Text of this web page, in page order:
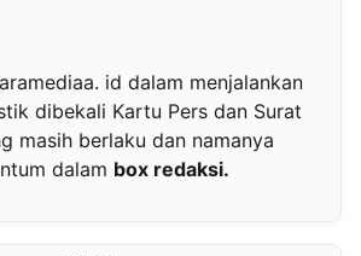
id dalam menjalankan
dibekali Kartu Pers dan Surat
masih berlaku dan namanya
dalam box redaksi.